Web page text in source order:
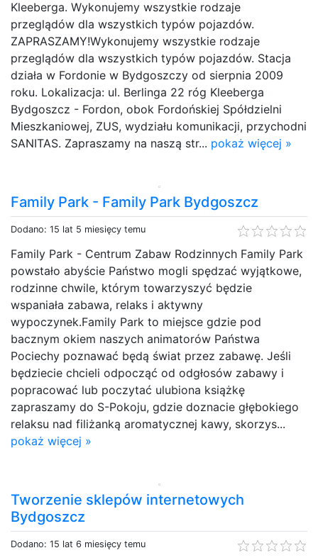
Kleeberga. Wykonujemy wszystkie rodzaje
przeglądów dla wszystkich typów pojazdów.
ZAPRASZAMY!Wykonujemy wszystkie rodzaje
przeglądów dla wszystkich typów pojazdów. Stacja
działa w Fordonie w Bydgoszczy od sierpnia 2009
roku. Lokalizacja: ul. Berlinga 22 róg Kleeberga
Bydgoszcz - Fordon, obok Fordońskiej Spółdzielni
Mieszkaniowej, ZUS, wydziału komunikacji, przychodni
SANITAS. Zapraszamy na naszą str... pokaż więcej »
Family Park - Family Park Bydgoszcz
Dodano: 15 lat 5 miesięcy temu
Family Park - Centrum Zabaw Rodzinnych Family Park
powstało abyście Państwo mogli spędzać wyjątkowe,
rodzinne chwile, którym towarzyszyć będzie
wspaniała zabawa, relaks i aktywny
wypoczynek.Family Park to miejsce gdzie pod
bacznym okiem naszych animatorów Państwa
Pociechy poznawać będą świat przez zabawę. Jeśli
będziecie chcieli odpocząć od odgłosów zabawy i
popracować lub poczytać ulubiona książkę
zapraszamy do S-Pokoju, gdzie doznacie głębokiego
relaksu nad filiżanką aromatycznej kawy, skorzys...
pokaż więcej »
Tworzenie sklepów internetowych
Bydgoszcz
Dodano: 15 lat 6 miesięcy temu